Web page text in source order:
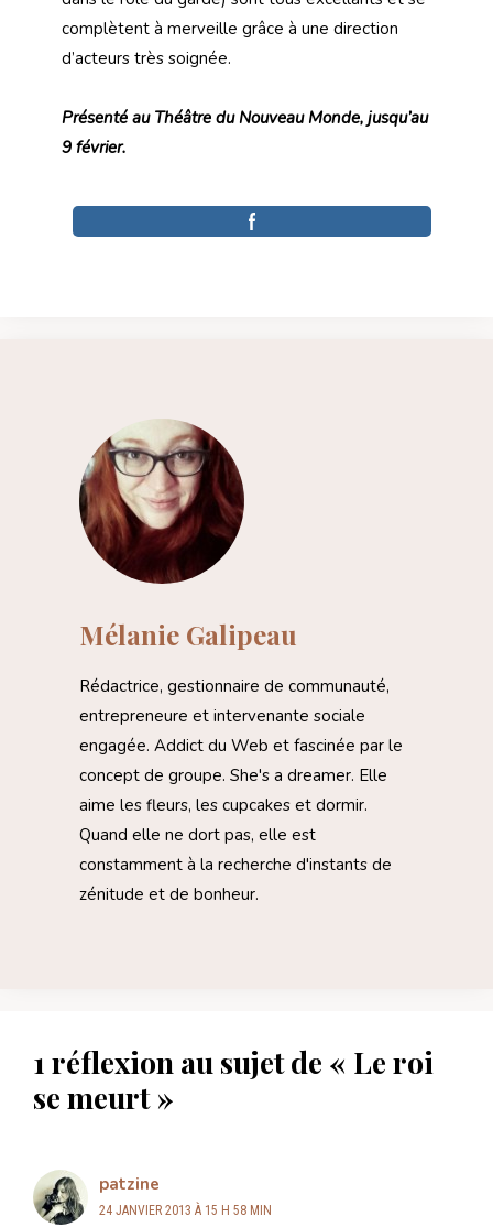
complètent à merveille grâce à une direction
d’acteurs très soignée.
Présenté au Théâtre du Nouveau Monde, jusqu’au
9 février.
Mélanie Galipeau
Rédactrice, gestionnaire de communauté,
entrepreneure et intervenante sociale
engagée. Addict du Web et fascinée par le
concept de groupe. She's a dreamer. Elle
aime les fleurs, les cupcakes et dormir.
Quand elle ne dort pas, elle est
constamment à la recherche d'instants de
zénitude et de bonheur.
1 réflexion au sujet de « Le roi
se meurt »
patzine
24 JANVIER 2013 À 15 H 58 MIN